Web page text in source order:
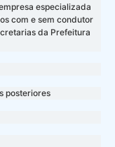
especializada
com e sem condutor
da Prefeitura
posteriores